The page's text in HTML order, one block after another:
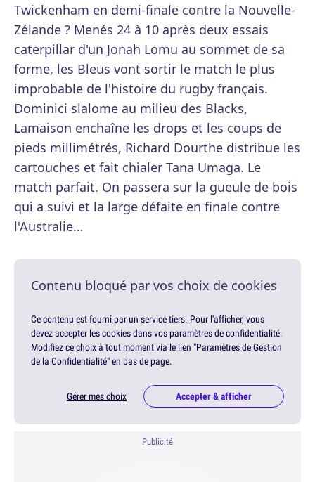
Twickenham en demi-finale contre la Nouvelle-
Zélande ? Menés 24 à 10 après deux essais
caterpillar d'un Jonah Lomu au sommet de sa
forme, les Bleus vont sortir le match le plus
improbable de l'histoire du rugby français.
Dominici slalome au milieu des Blacks,
Lamaison enchaîne les drops et les coups de
pieds millimétrés, Richard Dourthe distribue les
cartouches et fait chialer Tana Umaga. Le
match parfait. On passera sur la gueule de bois
qui a suivi et la large défaite en finale contre
l'Australie…
Contenu bloqué par vos choix de cookies
Ce contenu est fourni par un service tiers. Pour l'afficher, vous
devez accepter les cookies dans vos paramètres de confidentialité.
Modifiez ce choix à tout moment via le lien "Paramètres de Gestion
de la Confidentialité" en bas de page.
Gérer mes choix Accepter & afficher
Publicité